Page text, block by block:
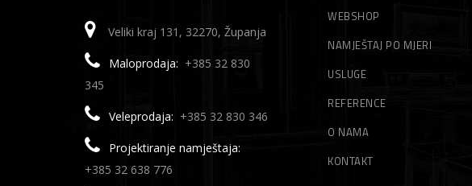
Veliki kraj 131, 32270, Županja
Maloprodaja: +385 32 830
345
Veleprodaja: +385 32 830 346
Projektiranje namještaja:
+385 32 638 776
WEBSHOP
NAMJEŠTAJ PO MJERI
USLUGE
REFERENCE
O NAMA
KONTAKT